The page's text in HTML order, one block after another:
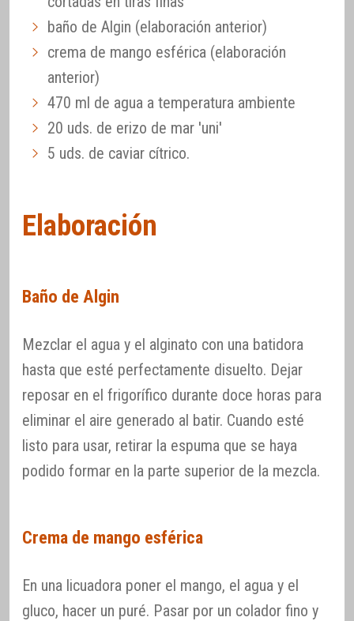
baño de Algin (elaboración anterior)
crema de mango esférica (elaboración
anterior)
470 ml de agua a temperatura ambiente
20 uds. de erizo de mar 'uni'
5 uds. de caviar cítrico.
Elaboración
Baño de Algin
Mezclar el agua y el alginato con una batidora
hasta que esté perfectamente disuelto. Dejar
reposar en el frigorífico durante doce horas para
eliminar el aire generado al batir. Cuando esté
listo para usar, retirar la espuma que se haya
podido formar en la parte superior de la mezcla.
Crema de mango esférica
En una licuadora poner el mango, el agua y el
gluco, hacer un puré. Pasar por un colador fino y